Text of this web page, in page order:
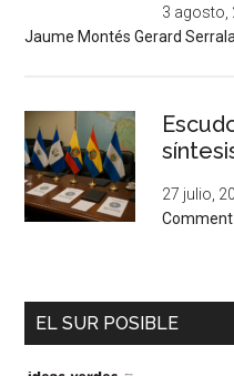
3 agosto,
Jaume Montés Gerard
27 julio,
Comment
EL SUR POSIBLE